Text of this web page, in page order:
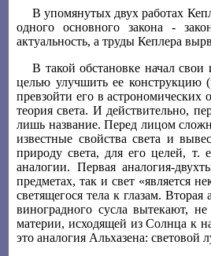
В упомянутых двух работах
одного основного закона -
актуальность, а труды Кеплера
В такой обстановке начал
целью улучшить ее конструкцию
превзойти его в астрономических
теория света. И действительно,
лишь название. Перед лицом
известные свойства света и
природу света, для его целей, т.
аналогии. Первая аналогия-
предметах, так и свет «является
светящегося тела к глазам.
виноградного сусла вытекают,
материи, исходящей из Солнца к
это аналогия Альхазена: